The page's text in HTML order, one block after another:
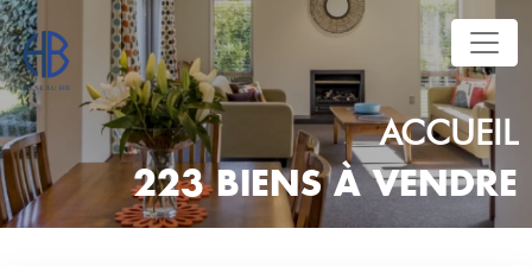
ACCUEIL
223 BIENS À VENDRE